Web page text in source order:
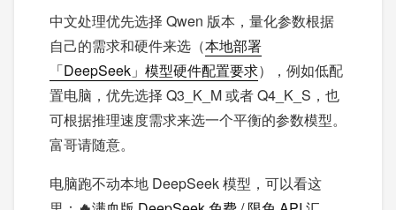
中文处理优先选择 Qwen 版本，量化参数根据
自己的需求和硬件来选（本地部署
「DeepSeek」模型硬件配置要求），例如低配
置电脑，优先选择 Q3_K_M 或者 Q4_K_S，也
可根据推理速度需求来选一个平衡的参数模型。
富哥请随意。
电脑跑不动本地 DeepSeek 模型，可以看这